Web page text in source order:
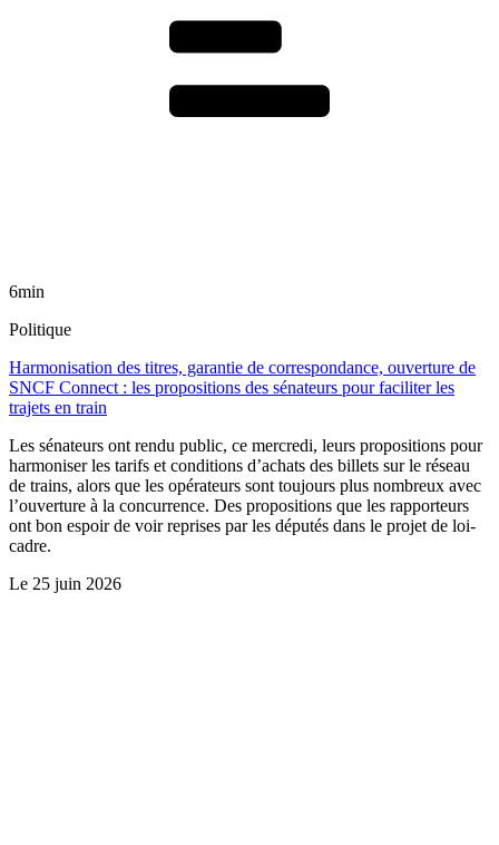
6min
Politique
Harmonisation des titres, garantie de correspondance, ouverture de
SNCF Connect : les propositions des sénateurs pour faciliter les
trajets en train
Les sénateurs ont rendu public, ce mercredi, leurs propositions pour
harmoniser les tarifs et conditions d’achats des billets sur le réseau
de trains, alors que les opérateurs sont toujours plus nombreux avec
l’ouverture à la concurrence. Des propositions que les rapporteurs
ont bon espoir de voir reprises par les députés dans le projet de loi-
cadre.
Le 25 juin 2026